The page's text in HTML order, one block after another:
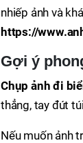
nhiếp ảnh và
https://
Gợi ý
Chụp ảnh đi
thẳng, tay đút
Nếu muốn ảnh